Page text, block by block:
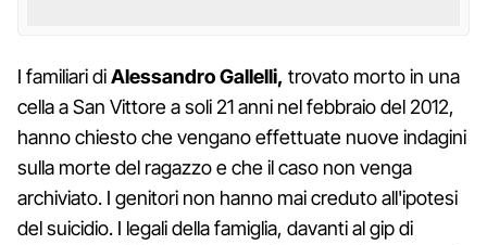
I familiari diAlessandro Gallelli, trovato morto in una
cella a San Vittore a soli 21 anni nel febbraio del 2012,
hanno chiesto che vengano effettuate nuove indagini
sulla morte del ragazzo e che il caso non venga
archiviato. I genitori non hanno mai creduto all'ipotesi
del suicidio. I legali della famiglia, davanti al gip di